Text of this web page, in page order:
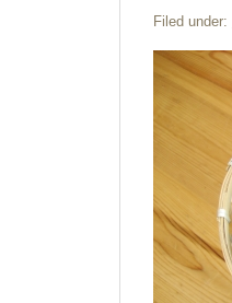
Filed under: